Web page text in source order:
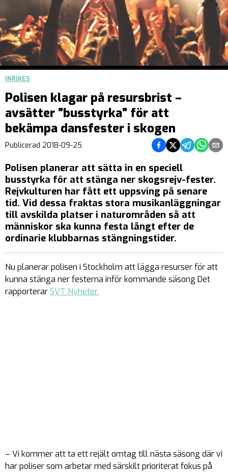
INRIKES
Polisen klagar på resursbrist –
avsätter ”busstyrka” för att
bekämpa dansfester i skogen
Publicerad 2018-09-25 Dela på Facebook
Dela på Twitter
Dela påDela på
Dela
Polisen planerar att sätta in en speciell
busstyrka för att stänga ner skogsrejv-fester.
Rejvkulturen har fått ett uppsving på senare
tid. Vid dessa fraktas stora musikanläggningar
till avskilda platser i naturområden så att
människor ska kunna festa långt efter de
ordinarie klubbarnas stängningstider.
Nu planerar polisen i Stockholm att lägga resurser för att
kunna stänga ner festerna inför kommande säsong Det
rapporterarSVT Nyheter.
– Vi kommer att ta ett rejält omtag till nästa säsong där vi
har poliser som arbetar med särskilt prioriterat fokus på